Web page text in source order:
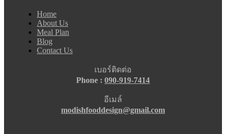
Home
About Us
Meal Plan
Blog
Contact Us
เบอร์ติดต่อ
Phone : 090-919-7414
อีเมล์
modishfooddesign@gmail.com